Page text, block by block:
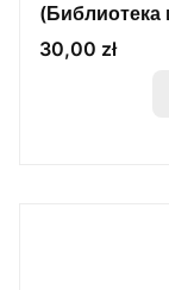
(Библиотека
Цена
30,00 zł